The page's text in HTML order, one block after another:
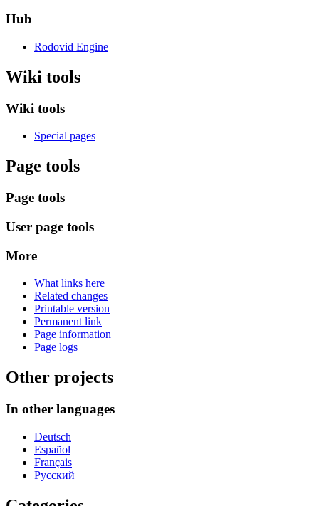
Hub
Rodovid Engine
Wiki tools
Wiki tools
Special pages
Page tools
Page tools
User page tools
More
What links here
Related changes
Printable version
Permanent link
Page information
Page logs
Other projects
In other languages
Deutsch
Español
Français
Русский